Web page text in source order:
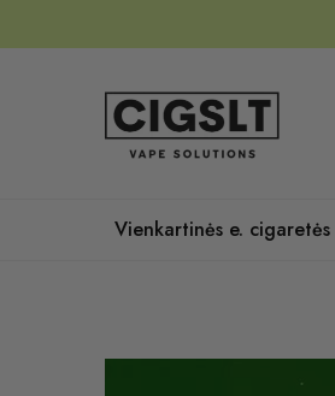
Vienkartinės e. cigaretės